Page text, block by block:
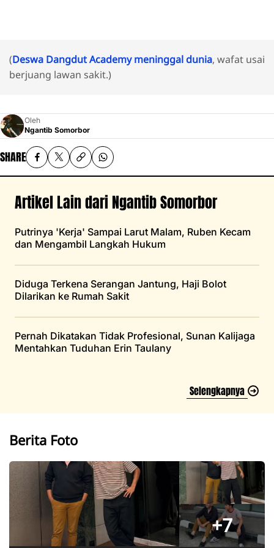
(Deswa Dangdut Academy meninggal dunia, wafat usai
berjuang lawan sakit.)
Oleh
Ngantib Somorbor
SHARE
Artikel Lain dari Ngantib Somorbor
Putrinya 'Kerja' Sampai Larut Malam, Ruben Kecam
dan Mengambil Langkah Hukum
Diduga Terkena Serangan Jantung, Haji Bolot
Dilarikan ke Rumah Sakit
Pernah Dikatakan Tidak Profesional, Sunan Kalijaga
Mentahkan Tuduhan Erin Taulany
Selengkapnya
Berita Foto
+7